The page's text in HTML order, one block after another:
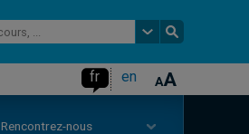
fr en
Rencontrez-nous